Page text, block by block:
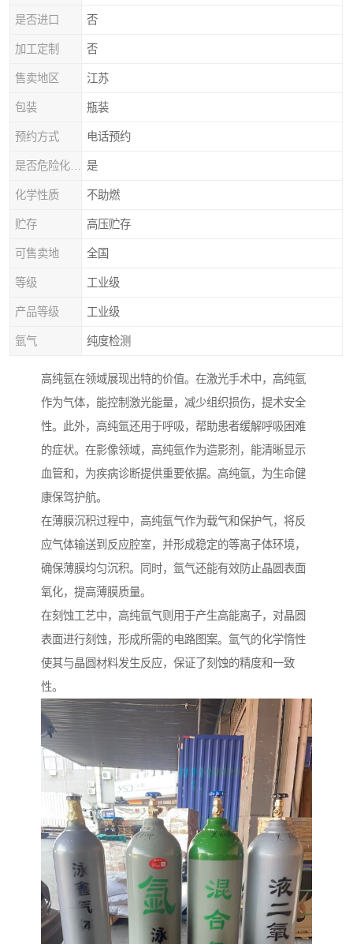
是否进口 否
加工定制 否
售卖地区 江苏
包装 瓶装
预约方式 电话预约
是
化学性质 不助燃
贮存 高压贮存
可售卖地 全国
等级 工业级
产品等级 工业级
氩气 纯度检测
高纯氩在领域展现出特的价值。在激光手术中，高纯氩
作为气体，能控制激光能量，减少组织损伤，提术安全
性。此外，高纯氩还用于呼吸，帮助患者缓解呼吸困难
的症状。在影像领域，高纯氩作为造影剂，能清晰显示
血管和，为疾病诊断提供重要依据。高纯氩，为生命健
康保驾护航。
在薄膜沉积过程中，高纯氩气作为载气和保护气，将反
应气体输送到反应腔室，并形成稳定的等离子体环境，
确保薄膜均匀沉积。同时，氩气还能有效防止晶圆表面
氧化，提高薄膜质量。
在刻蚀工艺中，高纯氩气则用于产生高能离子，对晶圆
表面进行刻蚀，形成所需的电路图案。氩气的化学惰性
使其与晶圆材料发生反应，保证了刻蚀的精度和一致
性。